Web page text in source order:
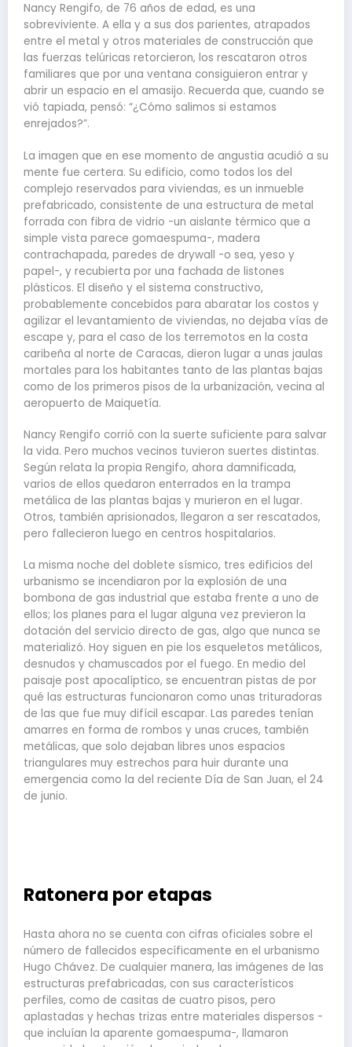
Nancy Rengifo, de 76 años de edad, es una
sobreviviente. A ella y a sus dos parientes, atrapados
entre el metal y otros materiales de construcción que
las fuerzas telúricas retorcieron, los rescataron otros
familiares que por una ventana consiguieron entrar y
abrir un espacio en el amasijo. Recuerda que, cuando se
vió tapiada, pensó: “¿Cómo salimos si estamos
enrejados?”.
La imagen que en ese momento de angustia acudió a su
mente fue certera. Su edificio, como todos los del
complejo reservados para viviendas, es un inmueble
prefabricado, consistente de una estructura de metal
forrada con fibra de vidrio -un aislante térmico que a
simple vista parece gomaespuma-, madera
contrachapada, paredes de drywall -o sea, yeso y
papel-, y recubierta por una fachada de listones
plásticos. El diseño y el sistema constructivo,
probablemente concebidos para abaratar los costos y
agilizar el levantamiento de viviendas, no dejaba vías de
escape y, para el caso de los terremotos en la costa
caribeña al norte de Caracas, dieron lugar a unas jaulas
mortales para los habitantes tanto de las plantas bajas
como de los primeros pisos de la urbanización, vecina al
aeropuerto de Maiquetía.
Nancy Rengifo corrió con la suerte suficiente para salvar
la vida. Pero muchos vecinos tuvieron suertes distintas.
Según relata la propia Rengifo, ahora damnificada,
varios de ellos quedaron enterrados en la trampa
metálica de las plantas bajas y murieron en el lugar.
Otros, también aprisionados, llegaron a ser rescatados,
pero fallecieron luego en centros hospitalarios.
La misma noche del doblete sísmico, tres edificios del
urbanismo se incendiaron por la explosión de una
bombona de gas industrial que estaba frente a uno de
ellos; los planes para el lugar alguna vez previeron la
dotación del servicio directo de gas, algo que nunca se
materializó. Hoy siguen en pie los esqueletos metálicos,
desnudos y chamuscados por el fuego. En medio del
paisaje post apocalíptico, se encuentran pistas de por
qué las estructuras funcionaron como unas trituradoras
de las que fue muy difícil escapar. Las paredes tenían
amarres en forma de rombos y unas cruces, también
metálicas, que solo dejaban libres unos espacios
triangulares muy estrechos para huir durante una
emergencia como la del reciente Día de San Juan, el 24
de junio.
Ratonera por etapas
Hasta ahora no se cuenta con cifras oficiales sobre el
número de fallecidos específicamente en el urbanismo
Hugo Chávez. De cualquier manera, las imágenes de las
estructuras prefabricadas, con sus característicos
perfiles, como de casitas de cuatro pisos, pero
aplastadas y hechas trizas entre materiales dispersos -
que incluían la aparente gomaespuma-, llamaron